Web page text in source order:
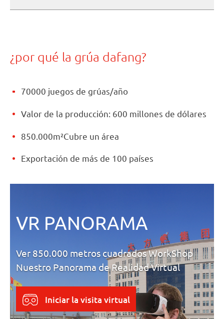
¿por qué la grúa dafang?
70000 juegos de grúas/año
Valor de la producción: 600 millones de dólares
850.000m²Cubre un área
Exportación de más de 100 países
VR PANORAMA
Ver 850.000 metros cuadrados WorkShop
Nuestro Panorama de Realidad Virtual
Iniciar la visita virtual